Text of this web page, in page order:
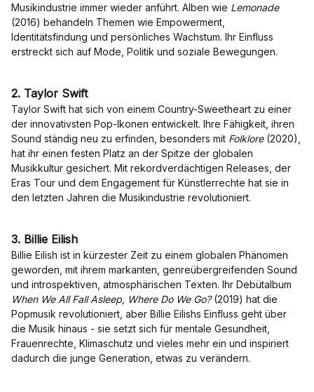
Musikindustrie immer wieder anführt. Alben wie Lemonade
(2016) behandeln Themen wie Empowerment,
Identitätsfindung und persönliches Wachstum. Ihr Einfluss
erstreckt sich auf Mode, Politik und soziale Bewegungen.
2. Taylor Swift
Taylor Swift hat sich von einem Country-Sweetheart zu einer
der innovativsten Pop-Ikonen entwickelt. Ihre Fähigkeit, ihren
Sound ständig neu zu erfinden, besonders mit Folklore(2020),
hat ihr einen festen Platz an der Spitze der globalen
Musikkultur gesichert. Mit rekordverdächtigen Releases, der
Eras Tour und dem Engagement für Künstlerrechte hat sie in
den letzten Jahren die Musikindustrie revolutioniert.
3. Billie Eilish
Billie Eilish ist in kürzester Zeit zu einem globalen Phänomen
geworden, mit ihrem markanten, genreübergreifenden Sound
und introspektiven, atmosphärischen Texten. Ihr Debütalbum
When We All Fall Asleep, Where Do We Go?(2019) hat die
Popmusik revolutioniert, aber Billie Eilishs Einfluss geht über
die Musik hinaus - sie setzt sich für mentale Gesundheit,
Frauenrechte, Klimaschutz und vieles mehr ein und inspiriert
dadurch die junge Generation, etwas zu verändern.